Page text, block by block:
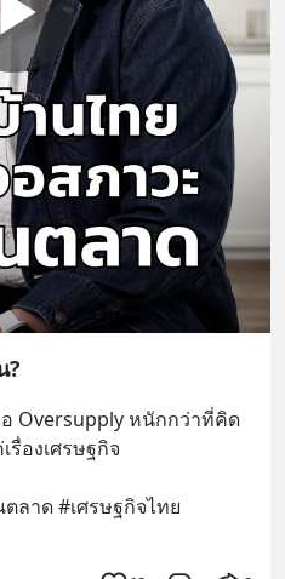
?
Oversupply หนักกว่าที่คิด
องเศรษฐกิจ
ลาด #เศรษฐกิจไทย